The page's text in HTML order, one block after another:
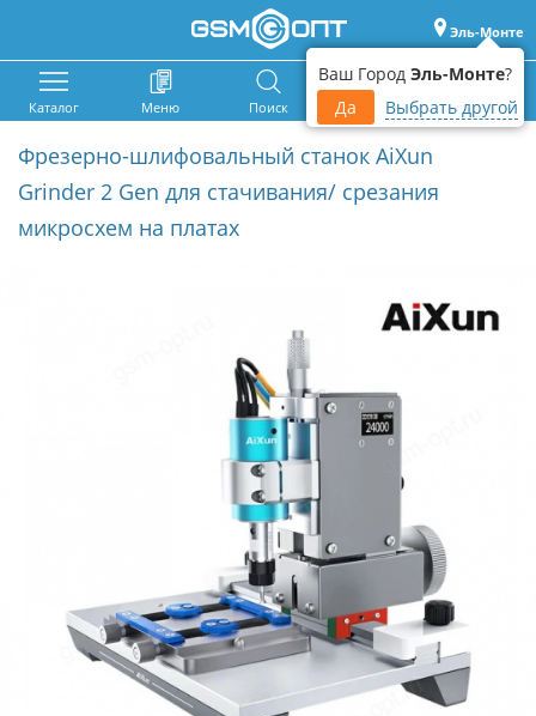
Ваш Город Эль-Монте?
Да
Выбрать другой
Эль-Монте
Каталог Меню Поиск Корзина Войти
Фрезерно-шлифовальный станок AiXun
Grinder 2 Gen для стачивания/ срезания
микросхем на платах